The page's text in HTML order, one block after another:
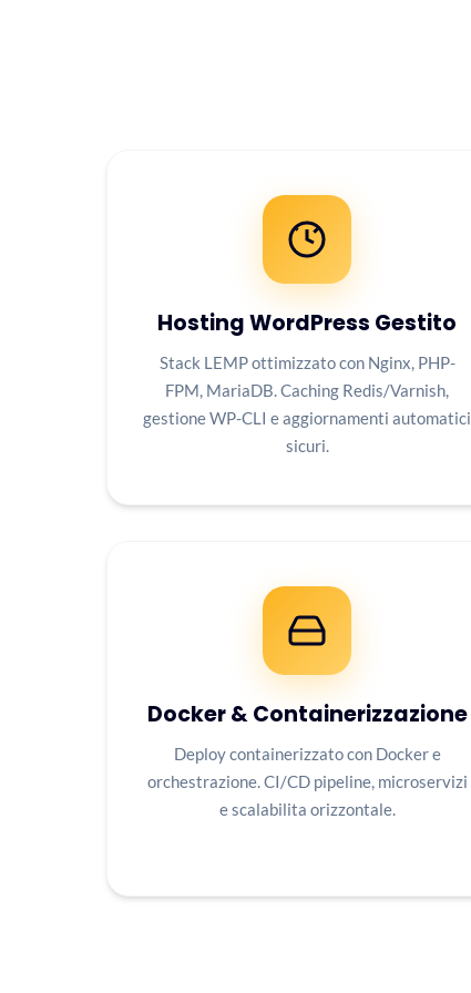
Hosting WordPress Gestito
Stack LEMP ottimizzato con Nginx, PHP-
FPM, MariaDB. Caching Redis/Varnish,
gestione WP-CLI e aggiornamenti automatici
sicuri.
Docker & Containerizzazione
Deploy containerizzato con Docker e
orchestrazione. CI/CD pipeline, microservizi
e scalabilita orizzontale.